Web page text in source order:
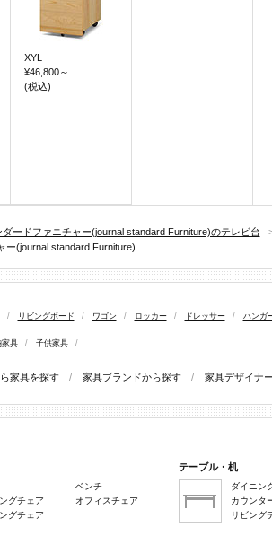
XYL
¥46,800～
(税込)
ードファニチャー(journal standard Furniture)のテレビ台
ー(journal standard Furniture)
/ リビングボード / ワゴン / ロッカー / ドレッサー / ハンガ
家具 / 子供家具 /
家具を探す / 家具ブランドから探す / 家具デザイナ
グチェア
グチェア
ベンチ
オフィスチェア
テーブル・机
ダイニン
カウンタ
リビング